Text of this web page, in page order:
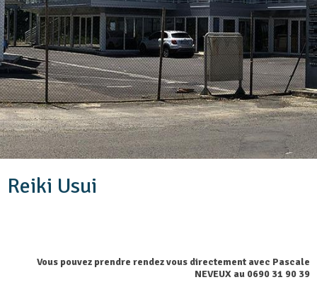
Reiki Usui
Vous pouvez prendre rendez vous directement avec Pascale
NEVEUX au 0690 31 90 39